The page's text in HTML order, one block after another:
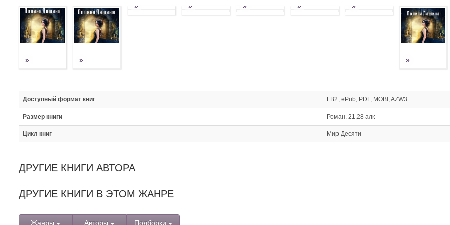
» »
» » » » »
»
Доступный формат книг FB2, ePub, PDF, MOBI, AZW3
Размер книги Роман. 21,28 алк
Цикл книг Мир Десяти
ДРУГИЕ КНИГИ АВТОРА
ДРУГИЕ КНИГИ В ЭТОМ ЖАНРЕ
Жанры Авторы Подборки